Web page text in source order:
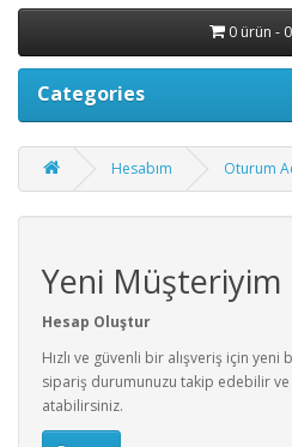
0 ürün -
Categories
Hesabım Oturum
Yeni Müşteriyim
Hesap Oluştur
Hızlı ve güvenli bir alışveriş için
sipariş durumunuzu takip edebilir
atabilirsiniz.